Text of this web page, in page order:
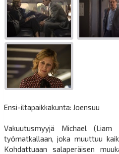
Ensi-iltapaikkakunta: Joensuu
Vakuutusmyyjä Michael
työmatkallaan, joka muuttuu
Kohdattuaan salaperäisen